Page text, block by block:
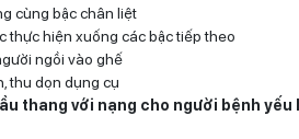
cùng bậc chân liệt
thực hiện xuống các bậc tiếp theo
ngồi vào ghế
thu dọn dụng cụ
thang với nạng cho người bệnh yếu